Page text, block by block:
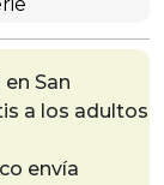
San
a los adultos
envía